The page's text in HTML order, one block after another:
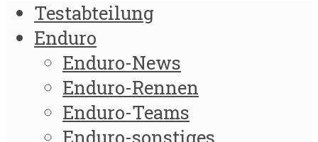
Testabteilung
Enduro
Enduro-News
Enduro-Rennen
Enduro-Teams
Enduro-sonstiges